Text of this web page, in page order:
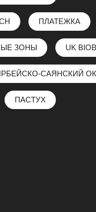
ПЛАТЕЖКА
ЗОНЫ UK
САЯНСКИЙ
ПАСТУХ